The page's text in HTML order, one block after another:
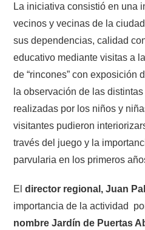
La iniciativa consistió en una
vecinos y vecinas de la
sus dependencias, calidad
educativo mediante visitas a
de “rincones” con exposición
la observación de las
realizadas por los niños y
visitantes pudieron
través del juego y la
parvularia en los primeros
El director regional, Juan
importancia de la actividad
nombre Jardín de Puertas